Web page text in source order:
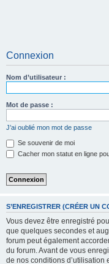
Connexion
Nom d’utilisateur :
Mot de passe :
J’ai oublié mon mot de passe
Se souvenir de moi
Cacher mon statut en ligne
S’ENREGISTRER (CRÉER UN
Vous devez être enregistré
que quelques secondes et
forum peut également
du forum. Avant de vous
de nos conditions d’utilisation